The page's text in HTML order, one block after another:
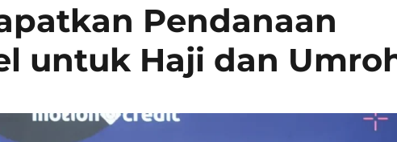
Pendanaan
untuk Haji dan